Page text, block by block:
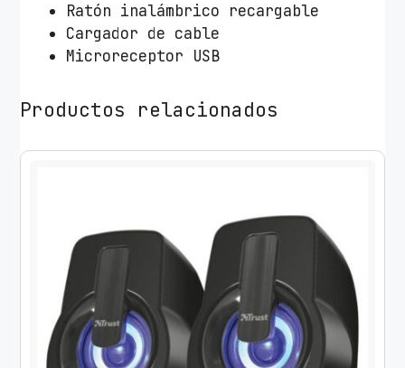
Ratón inalámbrico recargable
Cargador de cable
Microreceptor USB
Productos relacionados